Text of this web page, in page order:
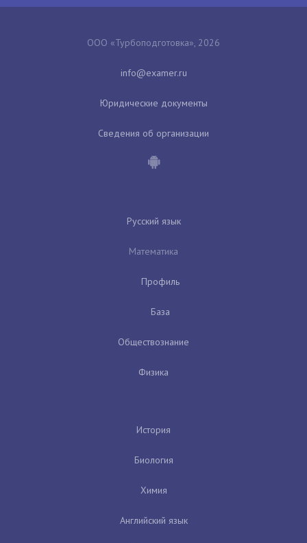
ООО «Турбоподготовка», 2026
Юридические документы
Сведения об организации
Русский язык
Математика
Профиль
База
Обществознание
Физика
История
Биология
Химия
Английский язык